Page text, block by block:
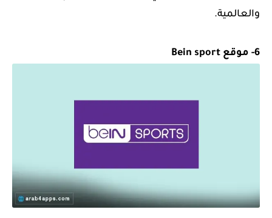
والعالمية.
6- موقع Bein sport